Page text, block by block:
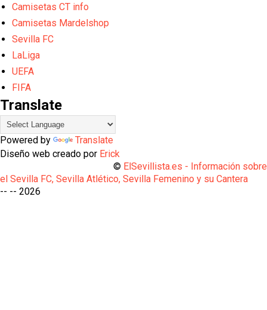
Camisetas CT info
Camisetas Mardelshop
Sevilla FC
LaLiga
UEFA
FIFA
Translate
Powered by
Translate
Diseño web creado por Erick
© ElSevillista.es - Información sobre
el Sevilla FC, Sevilla Atlético, Sevilla Femenino y su Cantera
-- -- 2026